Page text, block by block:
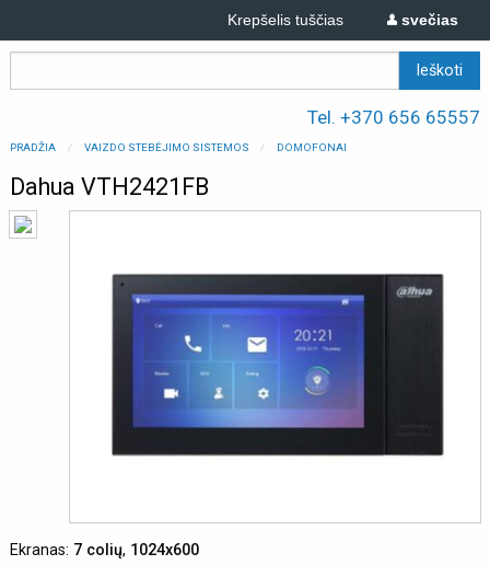
svečias
Krepšelis tuščias
Tel. +370 656 65557
PRADŽIA VAIZDO STEBĖJIMO SISTEMOS DOMOFONAI
Dahua VTH2421FB
Ekranas: 7 colių, 1024x600